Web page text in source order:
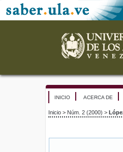
INICIO ACERCA DE
Inicio > Núm. 2 (2000) >